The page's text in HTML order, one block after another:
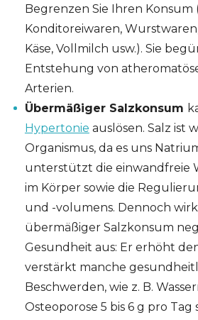
Begrenzen Sie Ihren Konsum
Konditoreiwaren,
Käse, Vollmilch usw.). Sie
Entstehung von
Arterien.
Übermäßiger Salzkonsum
Hypertonie auslösen. Salz ist
Organismus, da es uns
unterstützt die einwandfreie
im Körper sowie die
und -volumens. Dennoch
übermäßiger Salzkonsum
Gesundheit aus: Er erhöht
verstärkt manche
Beschwerden, wie z. B.
Osteoporose 5 bis 6 g pro Tag